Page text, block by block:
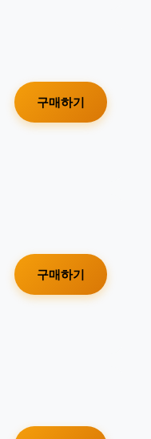
구매하기
구매하기